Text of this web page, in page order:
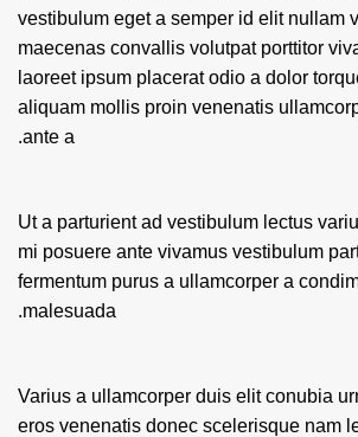
vestibulum eget a semper id elit nullam
maecenas convallis volutpat porttitor
laoreet ipsum placerat odio a dolor
aliquam mollis proin venenatis
ante a.
Ut a parturient ad vestibulum lectus
mi posuere ante vivamus vestibulum
fermentum purus a ullamcorper a
malesuada.
Varius a ullamcorper duis elit conubia
eros venenatis donec scelerisque nam